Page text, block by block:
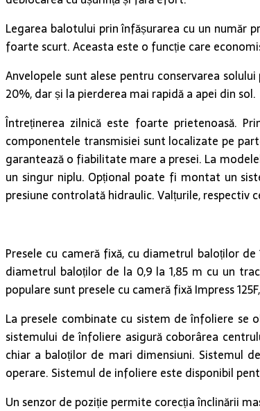
Legarea balotului prin înfășurarea cu un număr
foarte scurt. Aceasta este o funcție care
Anvelopele sunt alese pentru conservarea
20%, dar și la pierderea mai rapidă a apei din sol.
Întreținerea zilnică este foarte prietenoasă.
componentele transmisiei sunt localizate pe
garantează o fiabilitate mare a presei. La
un singur niplu. Opțional poate fi montat un
presiune controlată hidraulic. Valțurile, respectiv
Presele cu cameră fixă, cu diametrul baloților
diametrul baloților de la 0,9 la 1,85 m cu un
populare sunt presele cu cameră fixă Impress
La presele combinate cu sistem de înfoliere se
sistemului de înfoliere asigură coborârea
chiar a baloților de mari dimensiuni. Sistemul
operare. Sistemul de infoliere este disponibil
Un senzor de poziție permite corecția înclinării